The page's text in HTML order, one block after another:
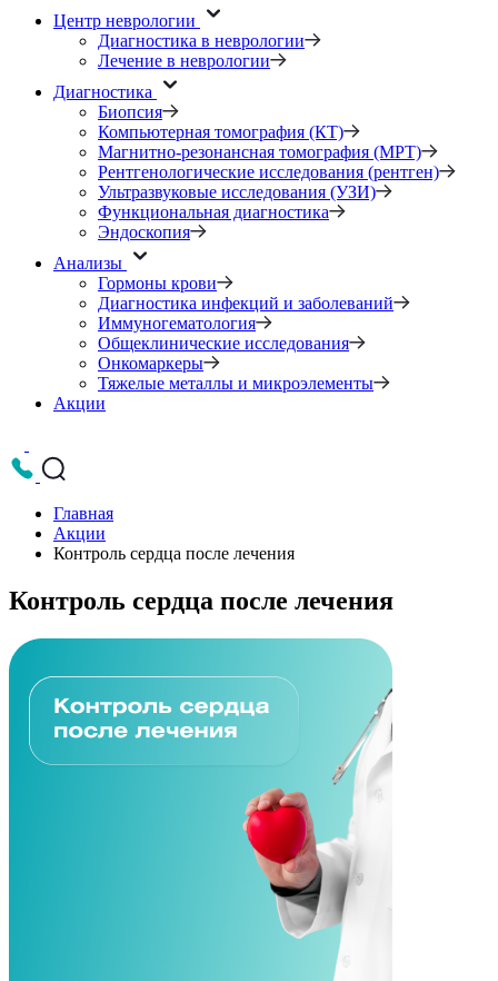
Центр неврологии
Диагностика в неврологии
Лечение в неврологии
Диагностика
Биопсия
Компьютерная томография (КТ)
Магнитно-резонансная томография (МРТ)
Рентгенологические исследования (рентген)
Ультразвуковые исследования (УЗИ)
Функциональная диагностика
Эндоскопия
Анализы
Гормоны крови
Диагностика инфекций и заболеваний
Иммуногематология
Общеклинические исследования
Онкомаркеры
Тяжелые металлы и микроэлементы
Акции
Главная
Акции
Контроль сердца после лечения
Контроль сердца после лечения